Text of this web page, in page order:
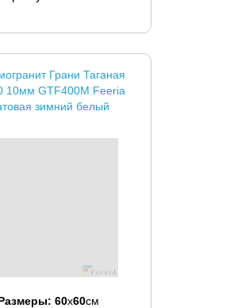
Грани Таганая
10мм GTF400М Feeria
зимний белый
60x60см